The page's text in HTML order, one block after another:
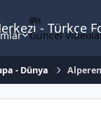
-
Güncel
- Dünya